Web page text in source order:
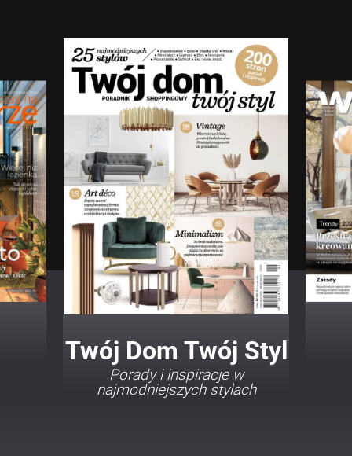
Twój Dom Twój Styl
Porady i inspiracje w
najmodniejszych stylach